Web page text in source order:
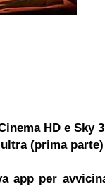
HD e Sky
(prima parte)
app per